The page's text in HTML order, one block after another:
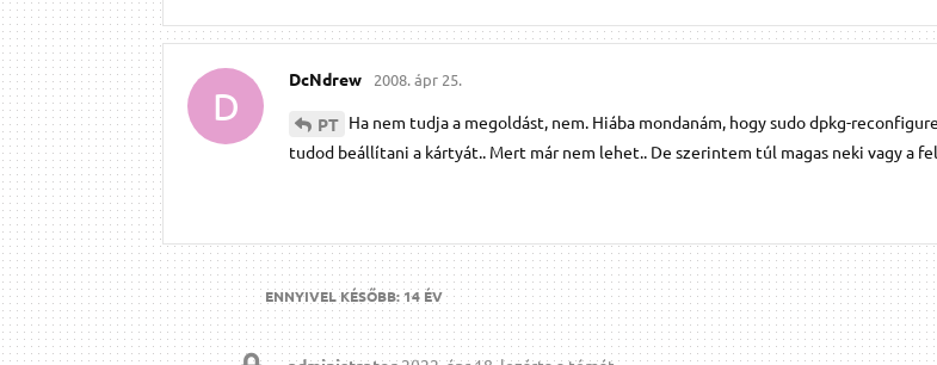
D
DcNdrew 2008. ápr 25.
PT Ha nem tudja a megoldást, nem. Hiába mondanám, hogy sudo dpkg-
tudod beállítani a kártyát.. Mert már nem lehet.. De szerintem túl magas neki vagy a
ENNYIVEL KÉSŐBB:14 ÉV